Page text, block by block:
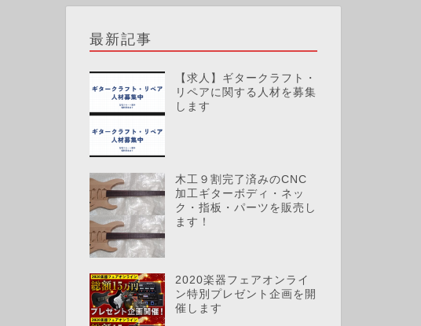
最新記事
【求人】ギタークラフト・
リペアに関する人材を募集
します
木工９割完了済みのCNC
加工ギターボディ・ネッ
ク・指板・パーツを販売し
ます！
2020楽器フェアオンライ
ン特別プレゼント企画を開
催します